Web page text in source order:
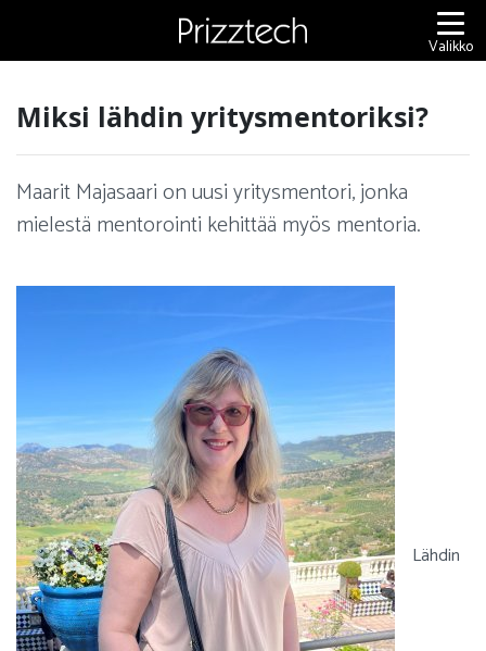
Valikko
Miksi lähdin yritysmentoriksi?
Maarit Majasaari on uusi yritysmentori, jonka
mielestä mentorointi kehittää myös mentoria.
Lähdin